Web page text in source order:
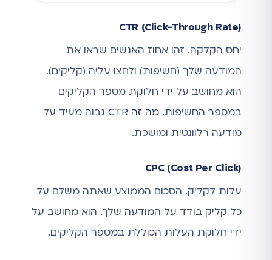
CTR (Click-Through Rate)
יחס הקלקה. זהו אחוז האנשים שראו את
המודעה שלך (חשיפות) ולחצו עליה (קליקים).
הוא מחושב על ידי חלוקת מספר הקליקים
במספר החשיפות. מה זה CTR
גבוה מעיד על
מודעה רלוונטית ומושכת.
CPC (Cost Per Click)
עלות לקליק. הסכום הממוצע שאתה משלם על
כל קליק בודד על המודעה שלך. הוא מחושב על
ידי חלוקת העלות הכוללת במספר הקליקים.